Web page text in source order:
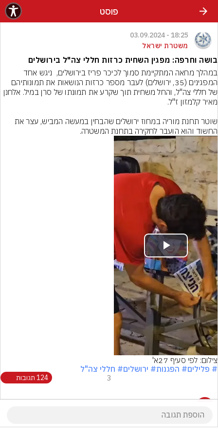
פוסט
18:25 - 03.09.2024
משטרת ישראל
בושה וחרפה: מפגין השחית כרזות חללי צה"ל בירושלים
החשוד והוא הועבר לחקירה בתחנת המשטרה.
Play
Video
צילום: לפי סעיף 27א'
# פלילים# הפגנות# ירושלים# חללי צה"ל
3 124 תגובות